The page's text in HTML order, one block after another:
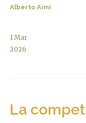
Alberto Aimi
1Mar
2026
La